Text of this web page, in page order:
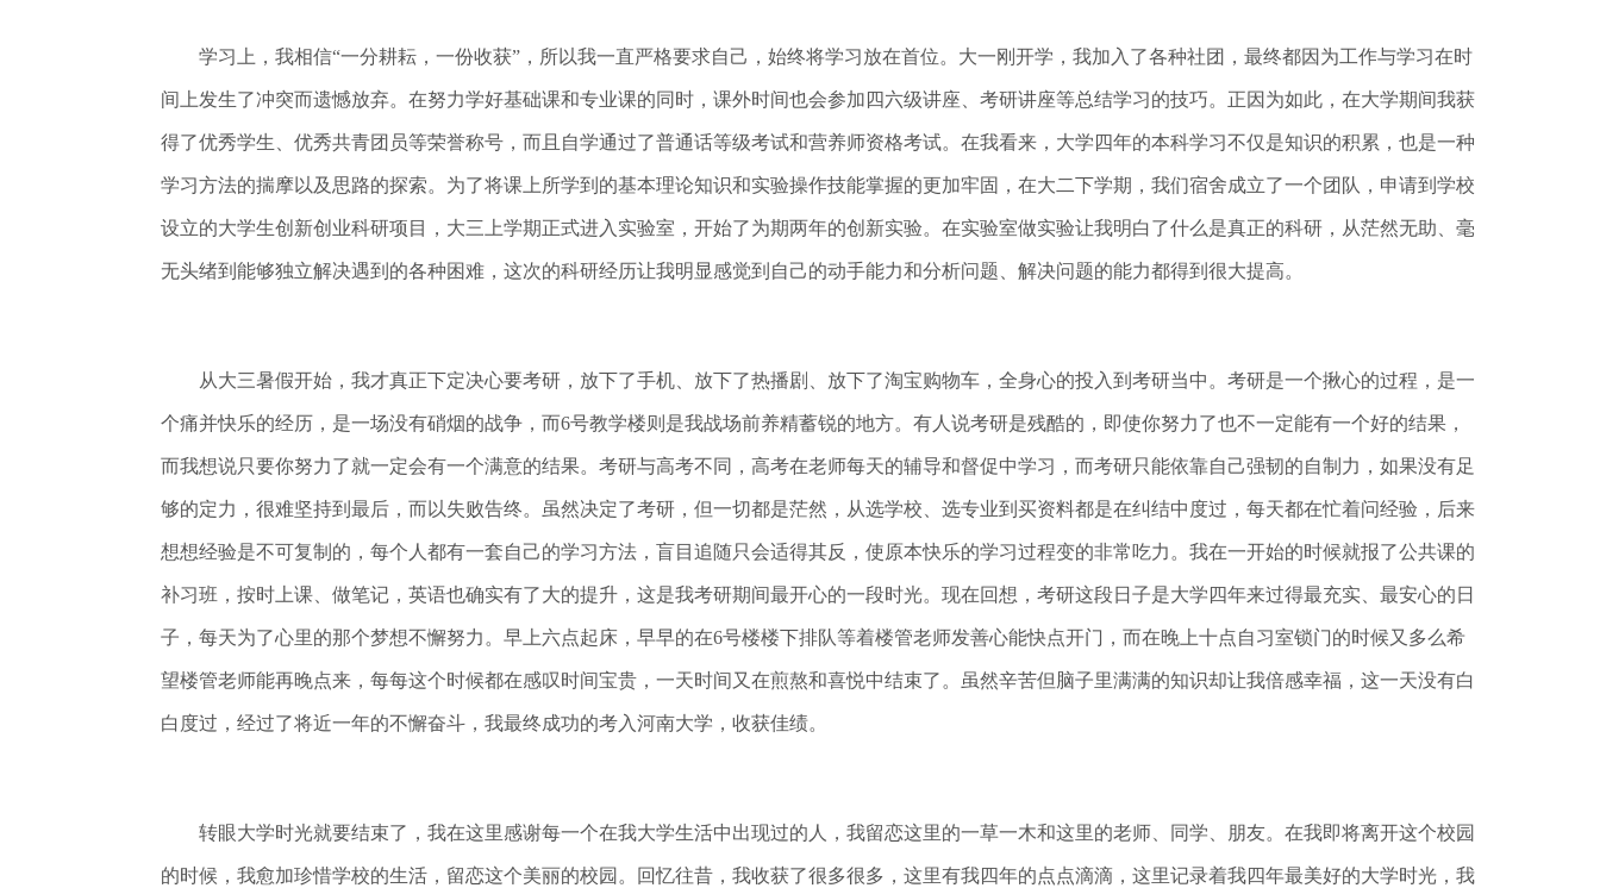
学习上，我相信“一分耕耘，一份收获”，所以我一直严格要求自己，始终将学习放在首位。大一刚开学，我加入了各种社团，最终都因为工作与学习在时
间上发生了冲突而遗憾放弃。在努力学好基础课和专业课的同时，课外时间也会参加四六级讲座、考研讲座等总结学习的技巧。正因为如此，在大学期间我获
得了优秀学生、优秀共青团员等荣誉称号，而且自学通过了普通话等级考试和营养师资格考试。在我看来，大学四年的本科学习不仅是知识的积累，也是一种
学习方法的揣摩以及思路的探索。为了将课上所学到的基本理论知识和实验操作技能掌握的更加牢固，在大二下学期，我们宿舍成立了一个团队，申请到学校
设立的大学生创新创业科研项目，大三上学期正式进入实验室，开始了为期两年的创新实验。在实验室做实验让我明白了什么是真正的科研，从茫然无助、毫
无头绪到能够独立解决遇到的各种困难，这次的科研经历让我明显感觉到自己的动手能力和分析问题、解决问题的能力都得到很大提高。
从大三暑假开始，我才真正下定决心要考研，放下了手机、放下了热播剧、放下了淘宝购物车，全身心的投入到考研当中。考研是一个揪心的过程，是一
个痛并快乐的经历，是一场没有硝烟的战争，而6号教学楼则是我战场前养精蓄锐的地方。有人说考研是残酷的，即使你努力了也不一定能有一个好的结果，
而我想说只要你努力了就一定会有一个满意的结果。考研与高考不同，高考在老师每天的辅导和督促中学习，而考研只能依靠自己强韧的自制力，如果没有足
够的定力，很难坚持到最后，而以失败告终。虽然决定了考研，但一切都是茫然，从选学校、选专业到买资料都是在纠结中度过，每天都在忙着问经验，后来
想想经验是不可复制的，每个人都有一套自己的学习方法，盲目追随只会适得其反，使原本快乐的学习过程变的非常吃力。我在一开始的时候就报了公共课的
补习班，按时上课、做笔记，英语也确实有了大的提升，这是我考研期间最开心的一段时光。现在回想，考研这段日子是大学四年来过得最充实、最安心的日
子，每天为了心里的那个梦想不懈努力。早上六点起床，早早的在6号楼楼下排队等着楼管老师发善心能快点开门，而在晚上十点自习室锁门的时候又多么希
望楼管老师能再晚点来，每每这个时候都在感叹时间宝贵，一天时间又在煎熬和喜悦中结束了。虽然辛苦但脑子里满满的知识却让我倍感幸福，这一天没有白
白度过，经过了将近一年的不懈奋斗，我最终成功的考入河南大学，收获佳绩。
转眼大学时光就要结束了，我在这里感谢每一个在我大学生活中出现过的人，我留恋这里的一草一木和这里的老师、同学、朋友。在我即将离开这个校园
的时候，我愈加珍惜学校的生活，留恋这个美丽的校园。回忆往昔，我收获了很多很多，这里有我四年的点点滴滴，这里记录着我四年最美好的大学时光，我